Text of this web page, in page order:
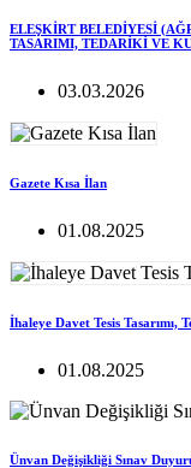
ELEŞKİRT BELEDİYESİ
TASARIMI, TEDARİKİ VE
03.03.2026
Gazete Kısa İlan
01.08.2025
İhaleye Davet Tesis Tasarımı,
01.08.2025
Ünvan Değişikliği Sınav